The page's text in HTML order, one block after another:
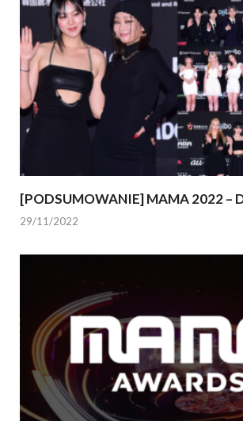
[PODSUMOWANIE] MAMA 2022 –
29/11/2022